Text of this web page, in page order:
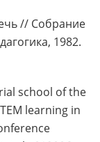
// Собрание
1982.
school of the
learning in